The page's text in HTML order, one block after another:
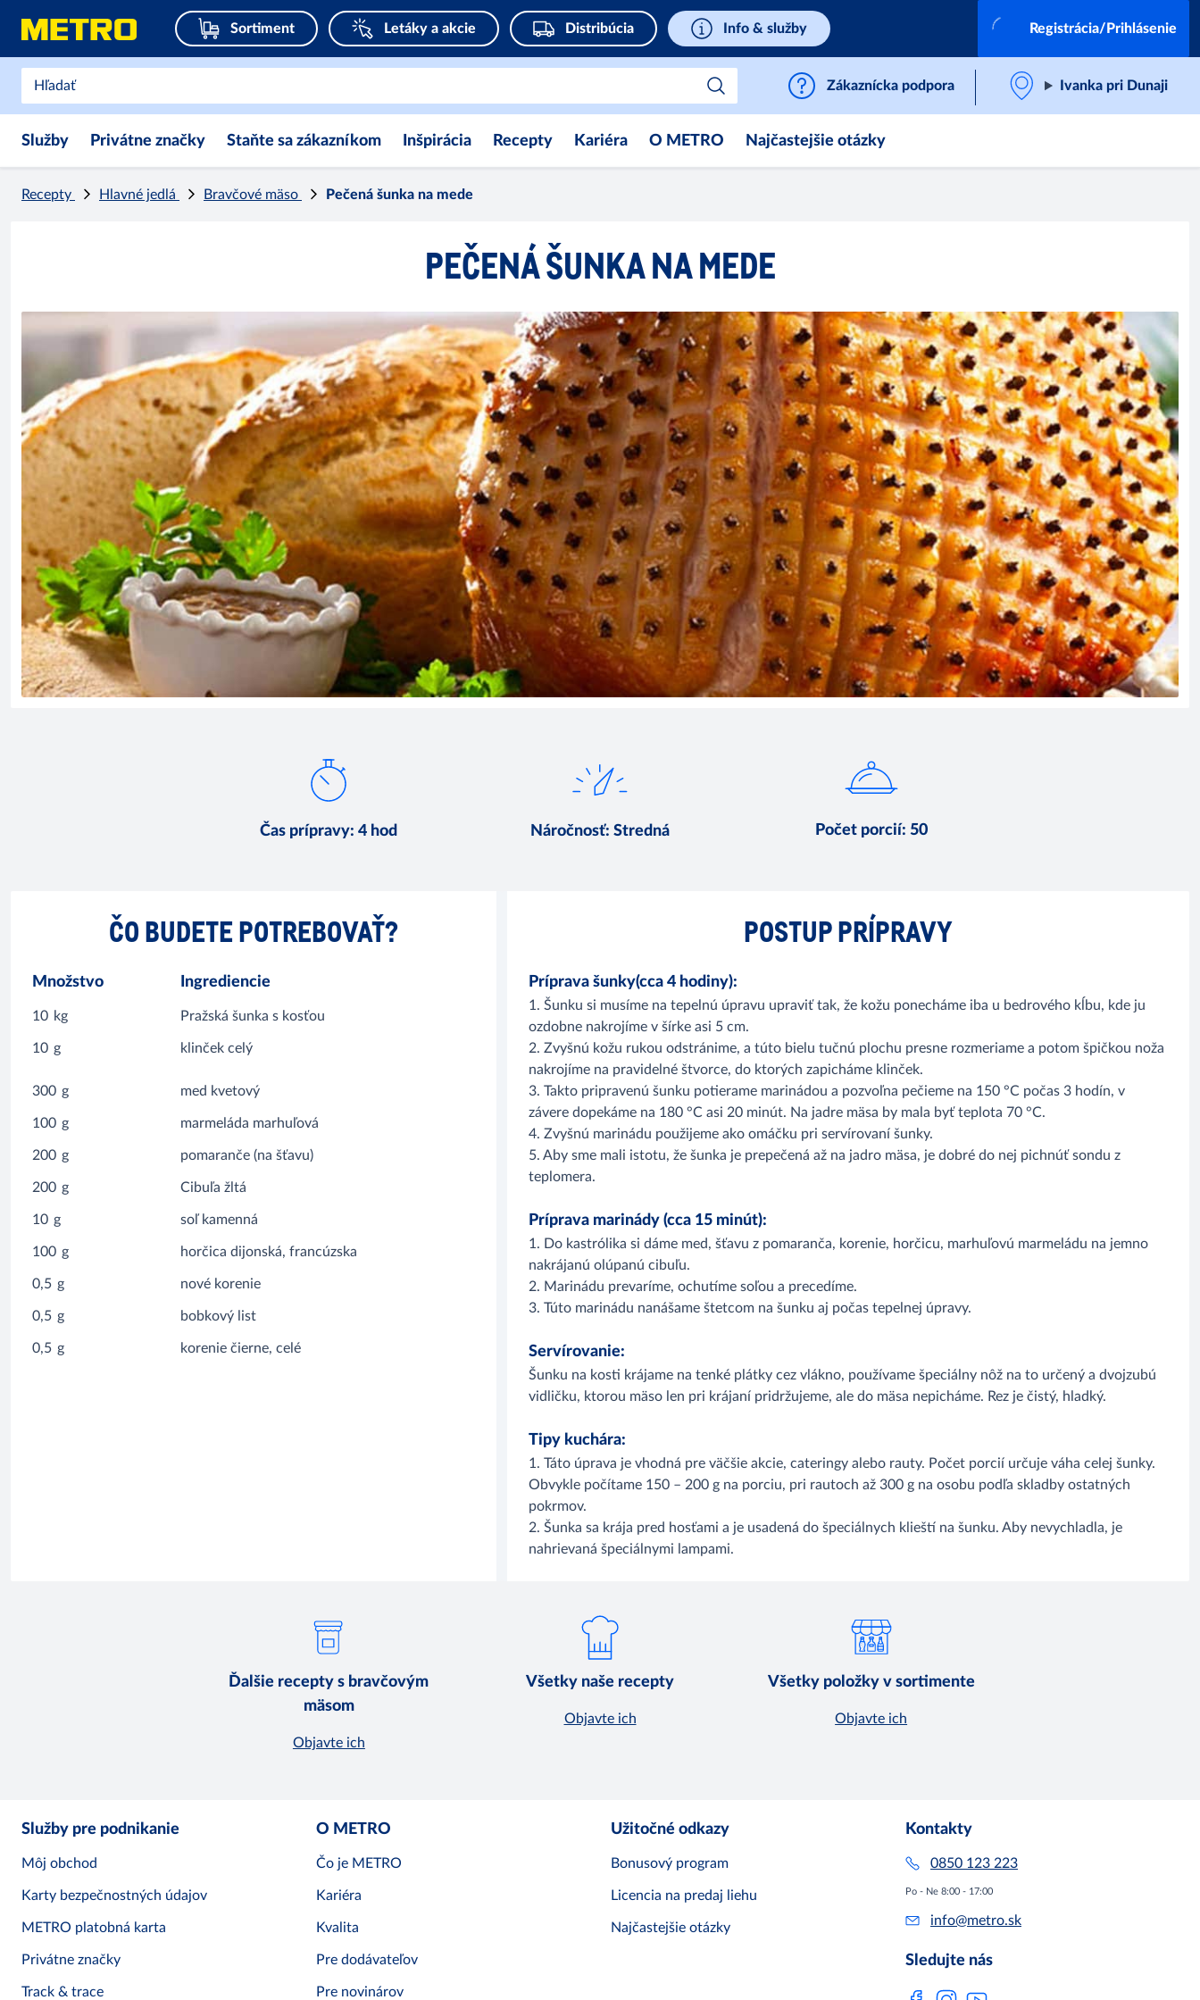
Sortiment Letáky a akcie Distribúcia Info & služby Registrácia/Prihlásenie
Zákaznícka podpora Ivanka pri Dunaji
Služby Privátne značky Staňte sa zákazníkom Inšpirácia Recepty Kariéra O METRO Najčastejšie otázky
Recepty Hlavné jedlá Bravčové mäso Pečená šunka na mede
PEČENÁ ŠUNKA NA MEDE
Čas prípravy:4 hod Náročnosť: Stredná Počet porcií: 50
ČO BUDETE POTREBOVAŤ?
Množstvo Ingrediencie
10 kg Pražská šunka s kosťou
10 g klinček celý
300 g med kvetový
100 g marmeláda marhuľová
200 g pomaranče (na šťavu)
200 g Cibuľa žltá
10 g soľ kamenná
100 g horčica dijonská, francúzska
0,5 g nové korenie
0,5 g bobkový list
0,5 g korenie čierne, celé
POSTUP PRÍPRAVY
Príprava šunky(cca 4 hodiny):
1. Šunku si musíme na tepelnú úpravu upraviť tak, že kožu ponecháme iba u bedrového kĺbu, kde ju
ozdobne nakrojíme v šírke asi 5 cm.
2. Zvyšnú kožu rukou odstránime, a túto bielu tučnú plochu presne rozmeriame a potom špičkou noža
nakrojíme na pravidelné štvorce, do ktorých zapicháme klinček.
3. Takto pripravenú šunku potierame marinádou a pozvoľna pečieme na 150 °C počas 3 hodín, v
závere dopekáme na 180 °C asi 20 minút. Na jadre mäsa by mala byť teplota 70 °C.
4. Zvyšnú marinádu použijeme ako omáčku pri servírovaní šunky.
5. Aby sme mali istotu, že šunka je prepečená až na jadro mäsa, je dobré do nej pichnúť sondu z
teplomera.
Príprava marinády (cca 15 minút):
1. Do kastrólika si dáme med, šťavu z pomaranča, korenie, horčicu, marhuľovú marmeládu na jemno
nakrájanú olúpanú cibuľu.
2. Marinádu prevaríme, ochutíme soľou a precedíme.
3. Túto marinádu nanášame štetcom na šunku aj počas tepelnej úpravy.
Servírovanie:
Šunku na kosti krájame na tenké plátky cez vlákno, používame špeciálny nôž na to určený a dvojzubú
vidličku, ktorou mäso len pri krájaní pridržujeme, ale do mäsa nepicháme. Rez je čistý, hladký.
Tipy kuchára:
1. Táto úprava je vhodná pre väčšie akcie, cateringy alebo rauty. Počet porcií určuje váha celej šunky.
Obvykle počítame 150 – 200 g na porciu, pri rautoch až 300 g na osobu podľa skladby ostatných
pokrmov.
2. Šunka sa krája pred hosťami a je usadená do špeciálnych klieští na šunku. Aby nevychladla, je
nahrievaná špeciálnymi lampami.
Ďalšie recepty s bravčovým
mäsom
Objavte ich
Všetky naše recepty
Objavte ich
Všetky položky v sortimente
Objavte ich
Služby pre podnikanie
Môj obchod
Karty bezpečnostných údajov
METRO platobná karta
Privátne značky
Track & trace
O METRO
Čo je METRO
Kariéra
Kvalita
Pre dodávateľov
Pre novinárov
Užitočné odkazy
Bonusový program
Licencia na predaj liehu
Najčastejšie otázky
Kontakty
0850 123 223
Po - Ne 8:00 - 17:00
info@metro.sk
Sledujte nás